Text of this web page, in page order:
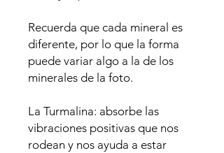
Recuerda que cada mineral es
diferente, por lo que la forma
puede variar algo a la de los
minerales de la foto.
La Turmalina: absorbe las
vibraciones positivas que nos
rodean y nos ayuda a estar